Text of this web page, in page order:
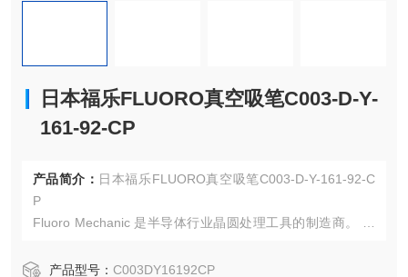
日本福乐FLUORO真空吸笔C003-D-Y-
161-92-CP
产品简介： 日本福乐FLUORO真空吸笔C003-D-Y-161-92-C
P
Fluoro Mechanic 是半导体行业晶圆处理工具的制造商。 我
镊子）、真空泵、管道等。ESD 安全产品 此外，还提供用于
产品型号： C003DY16192CP